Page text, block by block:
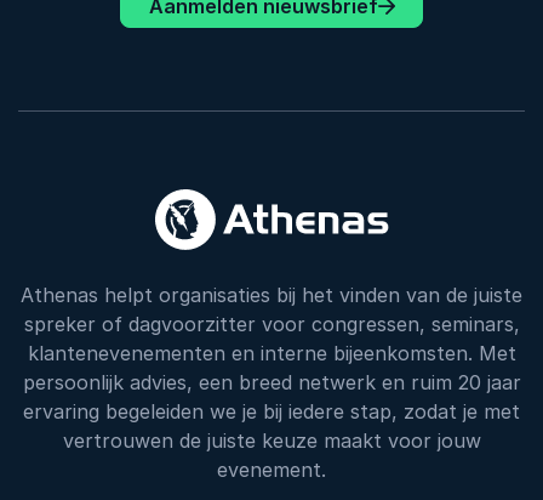
Aanmelden nieuwsbrief
Athenas helpt organisaties bij het vinden van de juiste
spreker of dagvoorzitter voor congressen, seminars,
klantenevenementen en interne bijeenkomsten. Met
persoonlijk advies, een breed netwerk en ruim 20 jaar
ervaring begeleiden we je bij iedere stap, zodat je met
vertrouwen de juiste keuze maakt voor jouw
evenement.